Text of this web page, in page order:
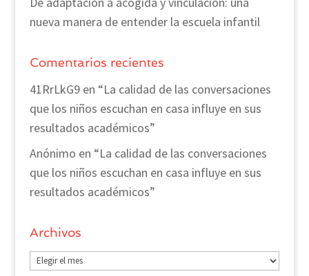
nueva manera de entender la escuela infantil
Comentarios recientes
41RrLkG9en “La calidad de las conversaciones
que los niños escuchan en casa influye en sus
resultados académicos”
Anónimo en “La calidad de las conversaciones
que los niños escuchan en casa influye en sus
resultados académicos”
Archivos
Archivos